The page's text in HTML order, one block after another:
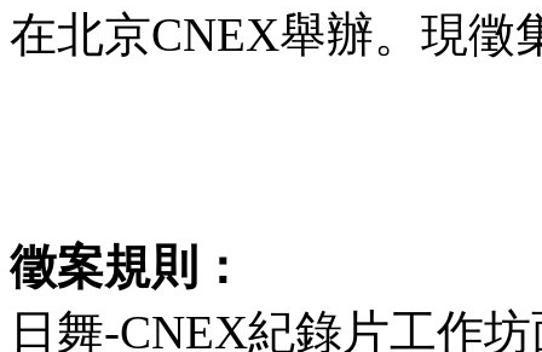
在北京CNEX舉辦。現徵
徵案規則：
日舞-CNEX紀錄片工作